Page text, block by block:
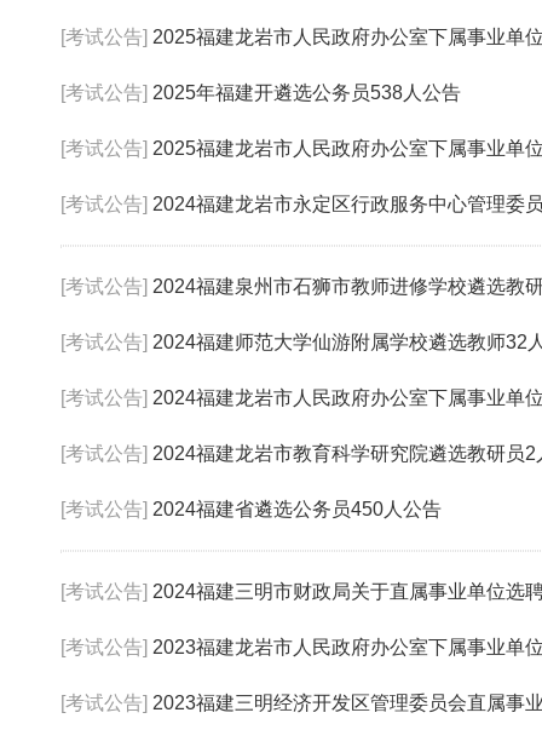
[考试公告] 2025福建龙岩市人民政府办公室下属事业单
[考试公告] 2025年福建开遴选公务员538人公告
[考试公告] 2025福建龙岩市人民政府办公室下属事业单
[考试公告] 2024福建龙岩市永定区行政服务中心管理委
[考试公告] 2024福建泉州市石狮市教师进修学校遴选教
[考试公告] 2024福建师范大学仙游附属学校遴选教师32
[考试公告] 2024福建龙岩市人民政府办公室下属事业单
[考试公告] 2024福建龙岩市教育科学研究院遴选教研员2
[考试公告] 2024福建省遴选公务员450人公告
[考试公告] 2024福建三明市财政局关于直属事业单位选
[考试公告] 2023福建龙岩市人民政府办公室下属事业单
[考试公告] 2023福建三明经济开发区管理委员会直属事